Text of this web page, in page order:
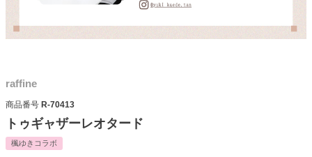
raffine
商品番号 R-70413
トゥギャザーレオタード
楓ゆきコラボ